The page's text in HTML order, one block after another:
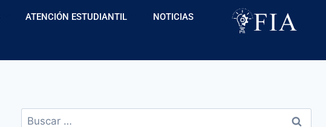
ATENCIÓN ESTUDIANTIL
NOTICIAS